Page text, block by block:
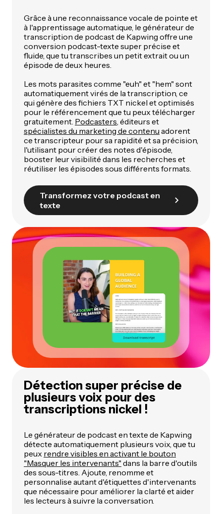
Grâce à une reconnaissance vocale de pointe et
à l'apprentissage automatique, le générateur de
transcription de podcast de Kapwing offre une
conversion podcast-texte super précise et
fluide, que tu transcribes un petit extrait ou un
épisode de deux heures.
Les mots parasites comme "euh" et "hem" sont
automatiquement virés de la transcription, ce
qui génère des fichiers TXT nickel et optimisés
pour le référencement que tu peux télécharger
gratuitement. Podcasters , éditeurs et
spécialistes du marketing de contenu adorent
ce transcripteur pour sa rapidité et sa précision,
l'utilisant pour créer des notes d'épisode,
booster leur visibilité dans les recherches et
réutiliser les épisodes sous différents formats.
Transformez votre podcast en
texte
Détection super précise de
plusieurs voix pour des
transcriptions nickel !
Le générateur de podcast en texte de Kapwing
détecte automatiquement plusieurs voix, que tu
peux rendre visibles en activant le bouton
"Masquer les intervenants" dans la barre d'outils
des sous-titres. Ajoute, renomme et
personnalise autant d'étiquettes d'intervenants
que nécessaire pour améliorer la clarté et aider
les lecteurs à suivre la conversation.